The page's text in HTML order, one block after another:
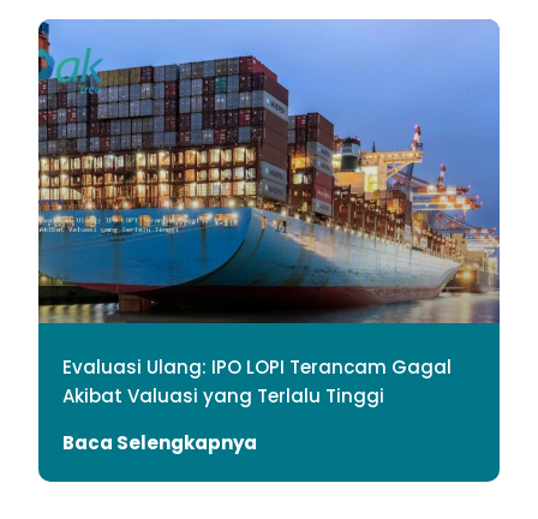
Evaluasi Ulang: IPO LOPI Terancam Gagal
Akibat Valuasi yang Terlalu Tinggi
Baca Selengkapnya